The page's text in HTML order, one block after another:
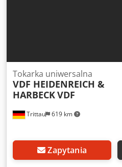
Trittau 619 km
Tokarka uniwersalna
VDF HEIDENREICH &
HARBECKVDF
Zapytania